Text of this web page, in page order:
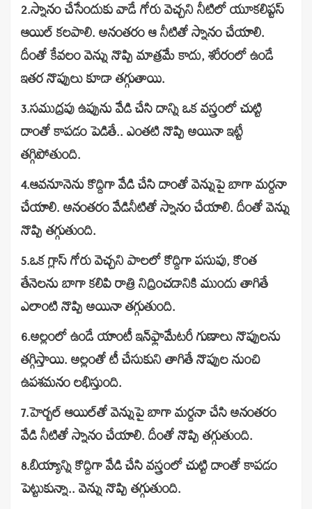
2.స్నానం చేసేందుకు వాడే గోరు వెచ్చ‌ని నీటిలో యూక‌లిప్ట‌స్
ఆయిల్ క‌ల‌పాలి. అనంత‌రం ఆ నీటితో స్నానం చేయాలి.
దీంతో కేవ‌లం వెన్ను నొప్పి మాత్ర‌మే కాదు, శ‌రీరంలో ఉండే
ఇత‌ర నొప్పులు కూడా త‌గ్గుతాయి.
3.స‌ముద్ర‌పు ఉప్పును వేడి చేసి దాన్ని ఒక వ‌స్త్రంలో చుట్టి
దాంతో కాప‌డం పెడితే.. ఎంత‌టి నొప్పి అయినా ఇట్టే
త‌గ్గిపోతుంది.
4.ఆవ‌నూనెను కొద్దిగా వేడి చేసి దాంతో వెన్నుపై బాగా మ‌ర్ద‌నా
చేయాలి. అనంత‌రం వేడినీటితో స్నానం చేయాలి. దీంతో వెన్ను
నొప్పి త‌గ్గుతుంది.
5.ఒక గ్లాస్ గోరు వెచ్చ‌ని పాల‌లో కొద్దిగా ప‌సుపు, కొంత
తేనెల‌ను బాగా క‌లిపి రాత్రి నిద్రించ‌డానికి ముందు తాగితే
ఎలాంటి నొప్పి అయినా త‌గ్గుతుంది.
6.అల్లంలో ఉండే యాంటీ ఇన్‌ఫ్లామేట‌రీ గుణాలు నొప్పుల‌ను
త‌గ్గిస్తాయి. అల్లంతో టీ చేసుకుని తాగితే నొప్పుల నుంచి
ఉప‌శ‌మ‌నం ల‌భిస్తుంది.
7.హెర్బ‌ల్ ఆయిల్‌తో వెన్నుపై బాగా మ‌ర్ద‌నా చేసి అనంతరం
వేడి నీటితో స్నానం చేయాలి. దీంతో నొప్పి త‌గ్గుతుంది.
8.బియ్యాన్ని కొద్దిగా వేడి చేసి వ‌స్త్రంలో చుట్టి దాంతో కాప‌డం
పెట్టుకున్నా.. వెన్ను నొప్పి త‌గ్గుతుంది.